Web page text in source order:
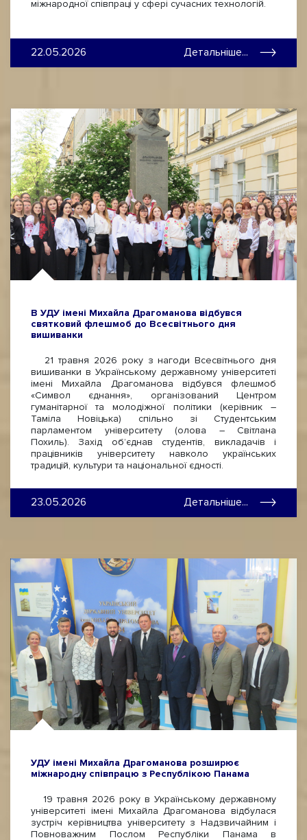
міжнародної співпраці у сфері сучасних технологій.
22.05.2026 Детальніше...
В УДУ імені Михайла Драгоманова відбувся
святковий флешмоб до Всесвітнього дня
вишиванки
21 травня 2026 року з нагоди Всесвітнього дня
вишиванки в Українському державному університеті
імені Михайла Драгоманова відбувся флешмоб
«Символ єднання», організований Центром
гуманітарної та молодіжної політики (керівник –
Таміла Новіцька) спільно зі Студентським
парламентом університету (олова – Світлана
Похиль). Захід об’єднав студентів, викладачів і
працівників університету навколо українських
традицій, культури та національної єдності.
23.05.2026 Детальніше...
УДУ імені Михайла Драгоманова розширює
міжнародну співпрацю з Республікою Панама
19 травня 2026 року в Українському державному
університеті імені Михайла Драгоманова відбулася
зустріч керівництва університету з Надзвичайним і
Повноважним Послом Республіки Панама в